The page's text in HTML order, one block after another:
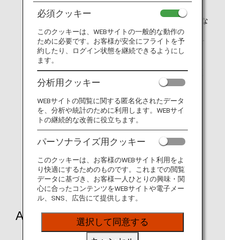
い。
eチケットお客様控より予約クラスをご確認いただけな
い場合は、エコノミークラス・プレミアムエコノミ
ー：Y、ビジネスクラス：C、ファーストクラス：Fを
ご入力ください。
ご入力いただいた予約クラスは、運航会社にて実際に
ご搭乗されたクラスと照合されます。実際のご搭乗ク
ラスによっては、積算いただけない場合がございま
ANA国際線
その他航空会社（代表例）
ANA国際線
必須クッキー
このクッキーは、WEBサイトの一般的な動作の
ために必要です。お客様が安全にフライトを予
約したり、ログイン状態を継続できるようにし
ます。
分析用クッキー
WEBサイトの閲覧に関する匿名化されたデータ
を、分析や統計のために利用します。WEBサイ
トの継続的な改善に役立ちます。
パーソナライズ用クッキー
このクッキーは、お客様のWEBサイト利用をよ
り快適にするためのものです。これまでの閲覧
データに基づき、お客様一人ひとりの興味・関
心に合ったコンテンツをWEBサイトや電子メー
ル、SNS、広告にて提供します。
選択して同意する